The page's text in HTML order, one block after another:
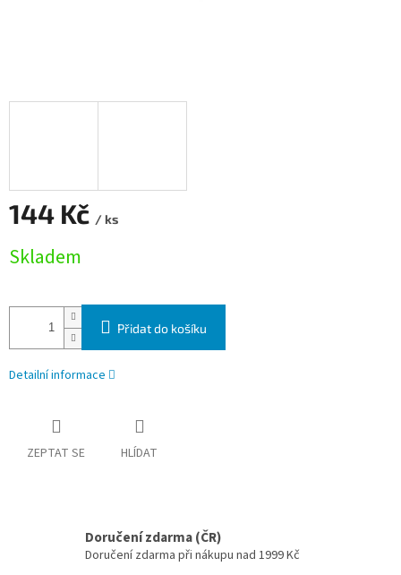
144 Kč / ks
Skladem
Přidat do košíku
Detailní informace
ZEPTAT SE HLÍDAT
Doručení zdarma (ČR)
Doručení zdarma při nákupu nad 1999 Kč